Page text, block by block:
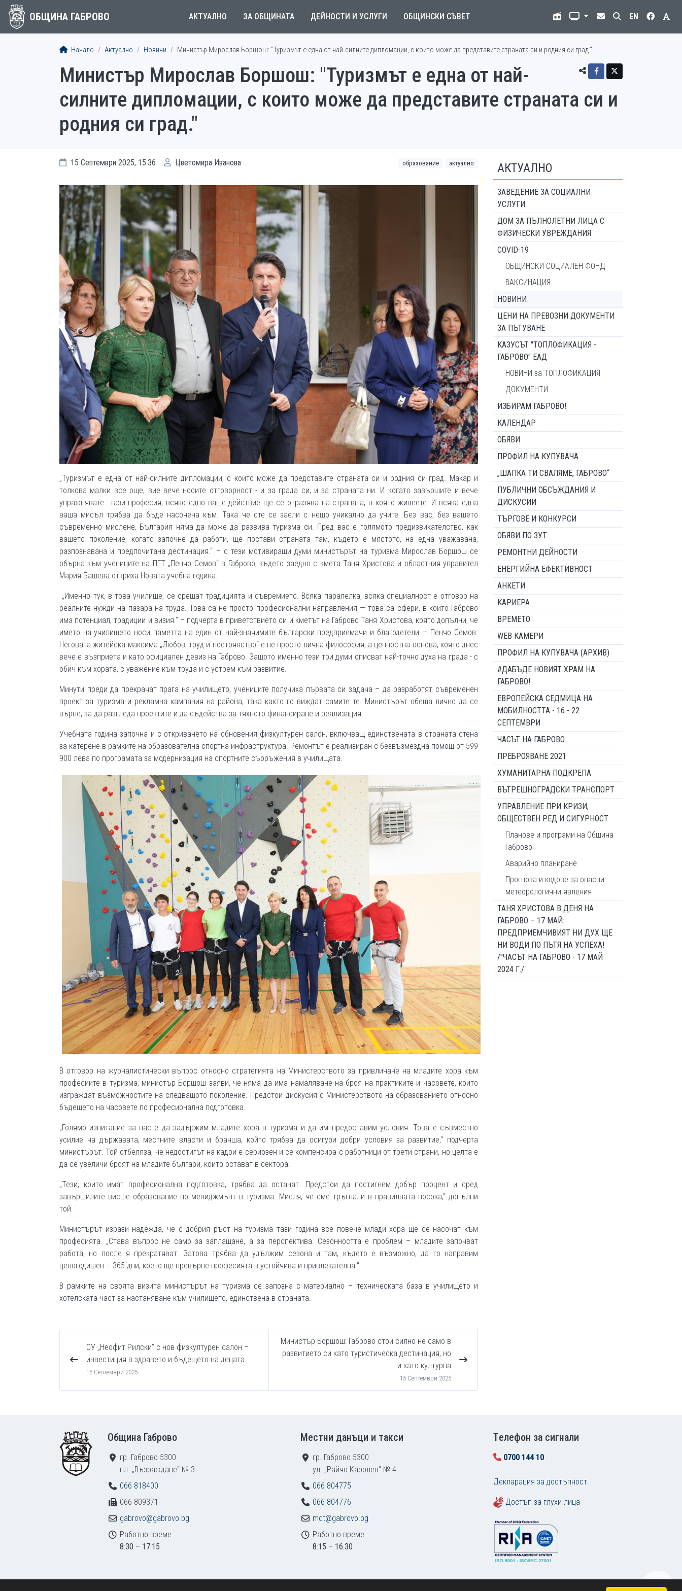
ОБЩИНА ГАБРОВО АКТУАЛНО ЗА ОБЩИНАТА ДЕЙНОСТИ И УСЛУГИ ОБЩИНСКИ СЪВЕТ EN
Начало Актуално Новини Министър Мирослав Боршош: "Туризмът е една от най-силните дипломации, с които може да представите страната си и родния си град."
Министър Мирослав Боршош: "Туризмът е една от най-
силните дипломации, с които може да представите страната си и
родния си град."
15 Септември 2025, 15:36 Цветомира Иванова образование актуално
„Туризмът е една от най-силните дипломации, с които може да представите страната си и родния си град. Макар и
толкова малки все още, вие вече носите отговорност - и за града си, и за страната ни. И когато завършите и вече
упражнявате тази професия, всяко едно ваше действие ще се отразява на страната, в която живеете. И всяка една
ваша мисъл трябва да бъде насочена към. Така че сте се заели с нещо уникално да учите. Без вас, без вашето
съвременно мислене, България няма да може да развива туризма си. Пред вас е голямото предизвикателство, как
вашето поколение, когато започне да работи, ще постави страната там, където е мястото, на една уважавана,
разпознавана и предпочитана дестинация.“ – с тези мотивиращи думи министърът на туризма Мирослав Боршош се
обърна към учениците на ПГТ „Пенчо Семов“ в Габрово, където заедно с кмета Таня Христова и областния управител
Мария Башева откриха Новата учебна година.
„Именно тук, в това училище, се срещат традицията и съвремието. Всяка паралелка, всяка специалност е отговор на
реалните нужди на пазара на труда. Това са не просто професионални направления — това са сфери, в които Габрово
има потенциал, традиции и визия.“ – подчерта в приветствието си и кметът на Габрово Таня Христова, която допълни, че
името на училището носи паметта на един от най-значимите български предприемачи и благодетели — Пенчо Семов.
Неговата житейска максима „Любов, труд и постоянство“ е не просто лична философия, а ценностна основа, която днес
вече е възприета и като официален девиз на Габрово. Защото именно тези три думи описват най-точно духа на града - с
обич към хората, с уважение към труда и с устрем към развитие.
Минути преди да прекрачат прага на училището, учениците получиха първата си задача – да разработят съвременен
проект за туризма и рекламна кампания на района, така както го виждат самите те. Министърът обеща лично да се
върне, за да разгледа проектите и да съдейства за тяхното финансиране и реализация.
Учебната година започна и с откриването на обновения физкултурен салон, включващ единствената в страната стена
за катерене в рамките на образователна спортна инфраструктура. Ремонтът е реализиран с безвъзмездна помощ от 599
900 лева по програмата за модернизация на спортните съоръжения в училищата.
В отговор на журналистически въпрос относно стратегията на Министерството за привличане на младите хора към
професиите в туризма, министър Боршош заяви, че няма да има намаляване на броя на практиките и часовете, които
изграждат възможностите на следващото поколение. Предстои дискусия с Министерството на образованието относно
бъдещето на часовете по професионална подготовка.
„Голямо изпитание за нас е да задържим младите хора в туризма и да им предоставим условия. Това е съвместно
усилие на държавата, местните власти и бранша, който трябва да осигури добри условия за развитие,“ подчерта
министърът. Той отбеляза, че недостигът на кадри е сериозен и се компенсира с работници от трети страни, но целта е
да се увеличи броят на младите българи, които остават в сектора.
„Тези, които имат професионална подготовка, трябва да останат. Предстои да постигнем добър процент и сред
завършилите висше образование по мениджмънт в туризма. Мисля, че сме тръгнали в правилната посока,“ допълни
той.
Министърът изрази надежда, че с добрия ръст на туризма тази година все повече млади хора ще се насочат към
професията. „Става въпрос не само за заплащане, а за перспектива. Сезонността е проблем – младите започват
работа, но после я прекратяват. Затова трябва да удължим сезона и там, където е възможно, да го направим
целогодишен – 365 дни, което ще превърне професията в устойчива и привлекателна.“
В рамките на своята визита министърът на туризма се запозна с материално – техническата база в училището и
хотелската част за настаняване към училището, единствена в страната.
ОУ „Неофит Рилски“ с нов физкултурен салон –
инвестиция в здравето и бъдещето на децата
15 Септември 2025
Министър Боршош: Габрово стои силно не само в
развитието си като туристическа дестинация, но
и като културна
15 Септември 2025
АКТУАЛНО
ЗАВЕДЕНИЕ ЗА СОЦИАЛНИ
УСЛУГИ
ДОМ ЗА ПЪЛНОЛЕТНИ ЛИЦА С
ФИЗИЧЕСКИ УВРЕЖДАНИЯ
COVID-19
ОБЩИНСКИ СОЦИАЛЕН ФОНД
ВАКСИНАЦИЯ
НОВИНИ
ЦЕНИ НА ПРЕВОЗНИ ДОКУМЕНТИ
ЗА ПЪТУВАНЕ
КАЗУСЪТ "ТОПЛОФИКАЦИЯ -
ГАБРОВО" ЕАД
НОВИНИ за ТОПЛОФИКАЦИЯ
ДОКУМЕНТИ
ИЗБИРАМ ГАБРОВО!
КАЛЕНДАР
ОБЯВИ
ПРОФИЛ НА КУПУВАЧА
„ШАПКА ТИ СВАЛЯМЕ, ГАБРОВО“
ПУБЛИЧНИ ОБСЪЖДАНИЯ И
ДИСКУСИИ
ТЪРГОВЕ И КОНКУРСИ
ОБЯВИ ПО ЗУТ
РЕМОНТНИ ДЕЙНОСТИ
ЕНЕРГИЙНА ЕФЕКТИВНОСТ
АНКЕТИ
КАРИЕРА
ВРЕМЕТО
WEB КАМЕРИ
ПРОФИЛ НА КУПУВАЧА (АРХИВ)
#ДАБЪДЕ НОВИЯТ ХРАМ НА
ГАБРОВО!
ЕВРОПЕЙСКА СЕДМИЦА НА
МОБИЛНОСТТА - 16 - 22
СЕПТЕМВРИ
ЧАСЪТ НА ГАБРОВО
ПРЕБРОЯВАНЕ 2021
ХУМАНИТАРНА ПОДКРЕПА
ВЪТРЕШНОГРАДСКИ ТРАНСПОРТ
УПРАВЛЕНИЕ ПРИ КРИЗИ,
ОБЩЕСТВЕН РЕД И СИГУРНОСТ
Планове и програми на Община
Габрово
Аварийно планиране
Прогноза и кодове за опасни
метеорологични явления
ТАНЯ ХРИСТОВА В ДЕНЯ НА
ГАБРОВО – 17 МАЙ:
ПРЕДПРИЕМЧИВИЯТ НИ ДУХ ЩЕ
НИ ВОДИ ПО ПЪТЯ НА УСПЕХА!
/"ЧАСЪТ НА ГАБРОВО - 17 МАЙ
2024 Г./
Община Габрово
гр. Габрово 5300
пл. „Възраждане“ № 3
066 818400
066 809371
gabrovo@gabrovo.bg
Работно време
8:30 – 17:15
Местни данъци и такси
гр. Габрово 5300
ул. „Райчо Каролев“ № 4
066 804775
066 804776
mdt@gabrovo.bg
Работно време
8:15 – 16:30
Tелефон за сигнали
0700 144 10
Декларация за достъпност
Достъп за глухи лица